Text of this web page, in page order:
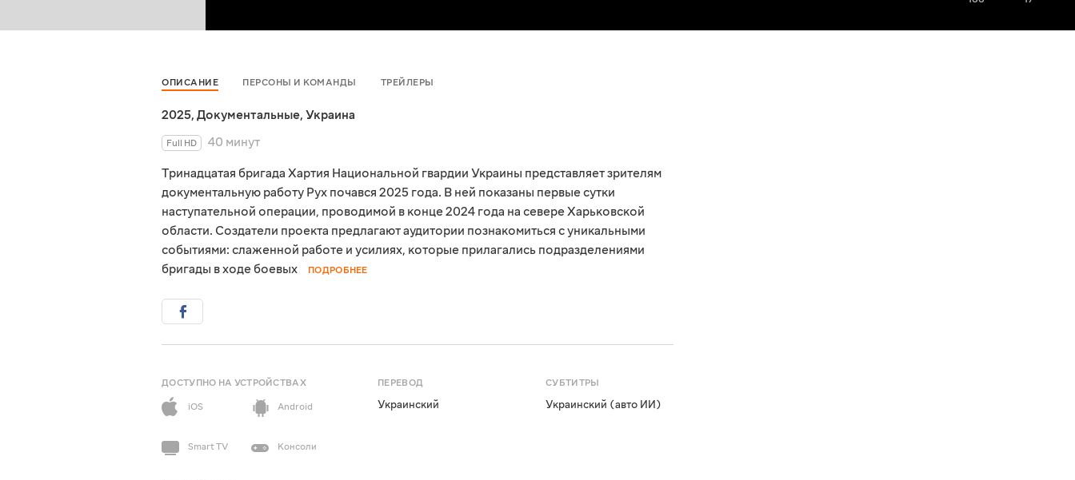
ОПИСАНИЕ ПЕРСОНЫ И КОМАНДЫ ТРЕЙЛЕРЫ
2025, Документальные, Украина
Full HD
40 минут
Тринадцатая бригада Хартия Национальной гвардии Украины представляет зрителям
документальную работу Рух почався 2025 года. В ней показаны первые сутки
наступательной операции, проводимой в конце 2024 года на севере Харьковской
области. Создатели проекта предлагают аудитории познакомиться с уникальными
событиями: слаженной работе и усилиях, которые прилагались подразделениями
бригады в ходе боевых
ПОДРОБНЕЕ
ДОСТУПНО НА УСТРОЙСТВАХ
iOS
Android
Smart TV Консоли
ПЕРЕВОД
Украинский
СУБТИТРЫ
Украинский (авто ИИ)